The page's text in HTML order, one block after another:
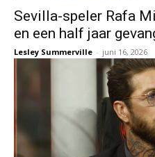
Sevilla-speler Rafa
en een half jaar
Lesley Summerville - juni 16, 2026